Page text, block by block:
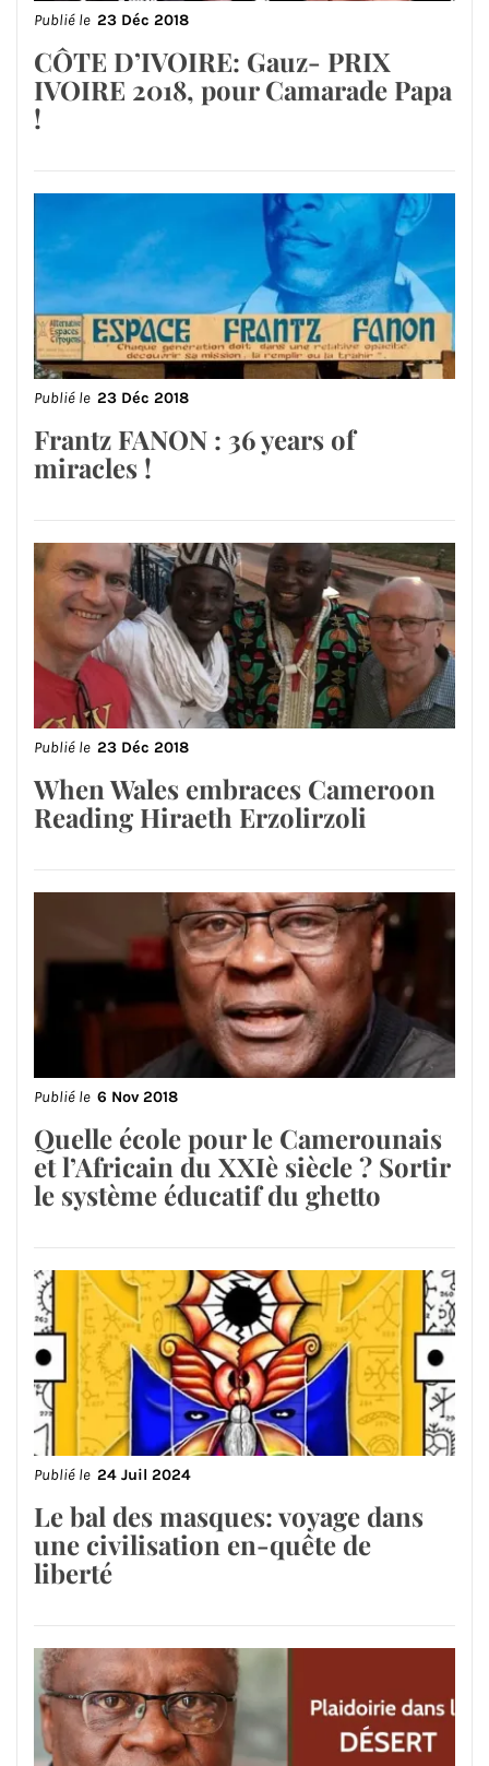
Publié le 23 Déc 2018
CÔTE D’IVOIRE: Gauz- PRIX
IVOIRE 2018, pour Camarade Papa
!
Publié le 23 Déc 2018
Frantz FANON : 36 years of
miracles !
Publié le 23 Déc 2018
When Wales embraces Cameroon
Reading Hiraeth Erzolirzoli
Publié le 6 Nov 2018
Quelle école pour le Camerounais
et l’Africain du XXIè siècle ? Sortir
le système éducatif du ghetto
Publié le 24 Juil 2024
Le bal des masques: voyage dans
une civilisation en-quête de
liberté